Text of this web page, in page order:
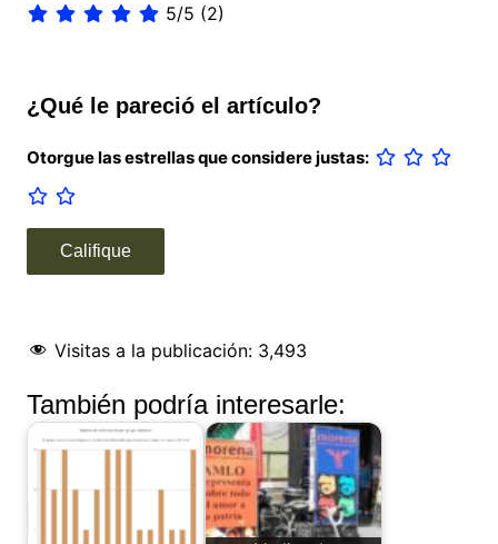
5/5 (2)
¿Qué le pareció el artículo?
Otorgue las estrellas que considere justas:
Visitas a la publicación: 3,493
También podría interesarle: